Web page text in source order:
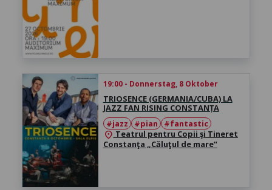
19:00 - Donnerstag, 8 Oktober
TRIOSENCE (GERMANIA/CUBA) LA
JAZZ FAN RISING CONSTANȚA
#jazz
#pian #fantastic
location_on Teatrul pentru Copii şi Tineret
Constanţa „Căluţul de mare“